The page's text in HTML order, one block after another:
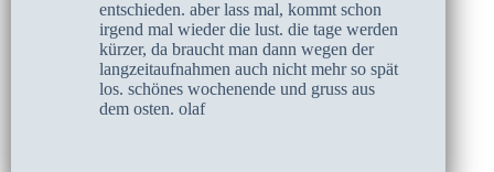
entschieden. aber lass mal, kommt schon
irgend mal wieder die lust. die tage werden
kürzer, da braucht man dann wegen der
langzeitaufnahmen auch nicht mehr so spät
los. schönes wochenende und gruss aus
dem osten. olaf